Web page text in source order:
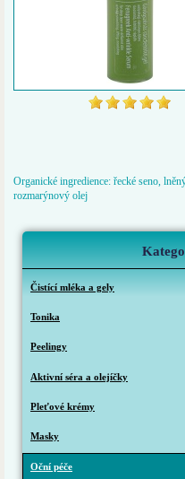
Organické ingredience: řecké seno,
rozmarýnový olej
Čistící mléka a gely
Tonika
Peelingy
Aktivní séra a olejíčky
Pleťové krémy
Masky
Oční péče